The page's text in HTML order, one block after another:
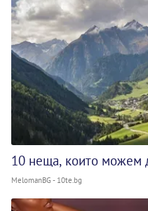
10 неща, които можем
MelomanBG - 10te.bg